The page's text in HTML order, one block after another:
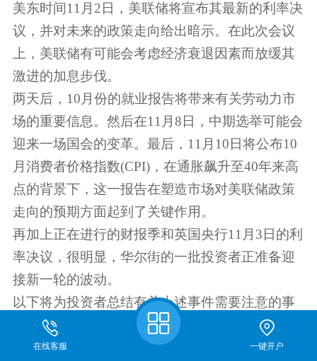
美东时间11月2日，美联储将宣布其最新的利率决
议，并对未来的政策走向给出暗示。在此次会议
上，美联储有可能会考虑经济衰退因素而放缓其
激进的加息步伐。
两天后，10月份的就业报告将带来有关劳动力市
场的重要信息。然后在11月8日，中期选举可能会
迎来一场国会的变革。最后，11月10日将公布10
月消费者价格指数(CPI)，在通胀飙升至40年来高
点的背景下，这一报告在塑造市场对美联储政策
走向的预期方面起到了关键作用。
再加上正在进行的财报季和英国央行11月3日的利
率决议，很明显，华尔街的一批投资者正准备迎
接新一轮的波动。
以下将为投资者总结有关上述事件需要注意的事
FOMC利率决议
在线客服 一键开户